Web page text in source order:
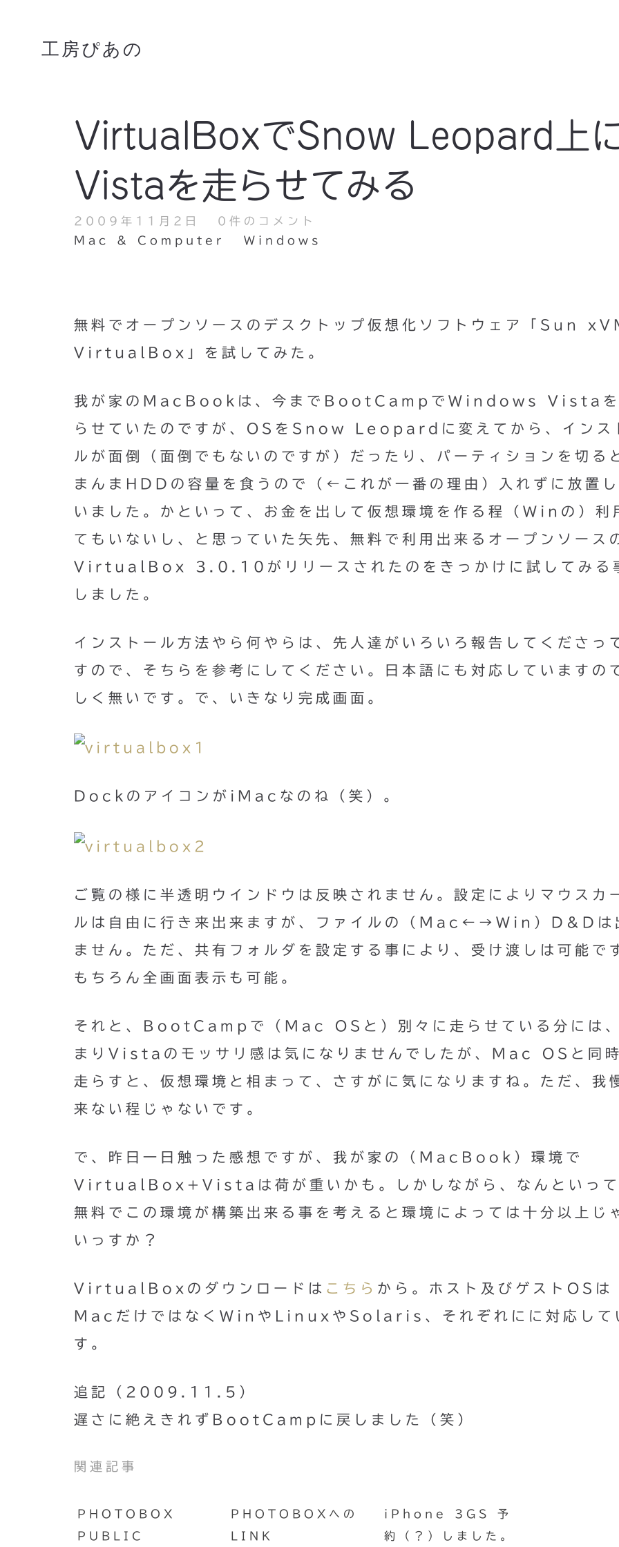
工房ぴあの
VirtualBoxでSnow Leopard上
Vistaを走らせてみる
2009年11月2日
0件のコメント
Mac & Computer
Windows
無料でオープンソースのデスクトップ仮想化ソフトウェア「Sun
VirtualBox」を試してみた。
我が家のMacBookは、今までBootCampでWindows Vista
らせていたのですが、OSをSnow Leopardに変えてから、インス
ルが面倒（面倒でもないのですが）だったり、パーティションを切る
まんまHDDの容量を食うので（←これが一番の理由）入れずに放置
いました。かといって、お金を出して仮想環境を作る程（Winの）利
てもいないし、と思っていた矢先、無料で利用出来るオープンソース
VirtualBox 3.0.10がリリースされたのをきっかけに試してみる
しました。
インストール方法やら何やらは、先人達がいろいろ報告してくださっ
すので、そちらを参考にしてください。日本語にも対応していますの
しく無いです。で、いきなり完成画面。
DockのアイコンがiMacなのね（笑）。
ご覧の様に半透明ウインドウは反映されません。設定によりマウスカ
ルは自由に行き来出来ますが、ファイルの（Mac←→Win）D&Dは
ません。ただ、共有フォルダを設定する事により、受け渡しは可能で
もちろん全画面表示も可能。
それと、BootCampで（Mac OSと）別々に走らせている分には
まりVistaのモッサリ感は気になりませんでしたが、Mac OSと同
走らすと、仮想環境と相まって、さすがに気になりますね。ただ、我
来ない程じゃないです。
で、昨日一日触った感想ですが、我が家の（MacBook）環境で
VirtualBox+Vistaは荷が重いかも。しかしながら、なんといっ
無料でこの環境が構築出来る事を考えると環境によっては十分以上じ
いっすか？
VirtualBoxのダウンロードは こちら から。ホスト及びゲストOSは
MacだけではなくWinやLinuxやSolaris、それぞれにに対応して
す。
追記（2009.11.5）
遅さに絶えきれずBootCampに戻しました（笑）
関連記事
PHOTOBOX
PUBLIC
PHOTOBOXへの
LINK
iPhone 3GS 予
約（？）しました。